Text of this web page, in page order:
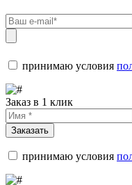
принимаю условия
Заказ в 1 клик
Заказать
принимаю условия